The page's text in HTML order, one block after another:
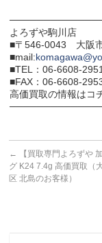
よろずや駒川店
■〒546-0043 大阪
■mail:
■TEL：06-6608-2951
■FAX：06-6608-
高価買取の情報はコ
←
【買取専門よろずや
グ K24 7.4g 高価買取（
区 北島のお客様）